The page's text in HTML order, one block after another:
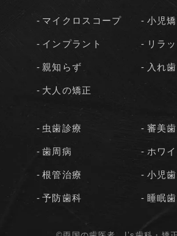
マイクロスコープ
インプラント
親知らず
大人の矯正
小児
リラ
入れ歯
虫歯診療
歯周病
根管治療
予防歯科
審美
ホワ
小児
睡眠